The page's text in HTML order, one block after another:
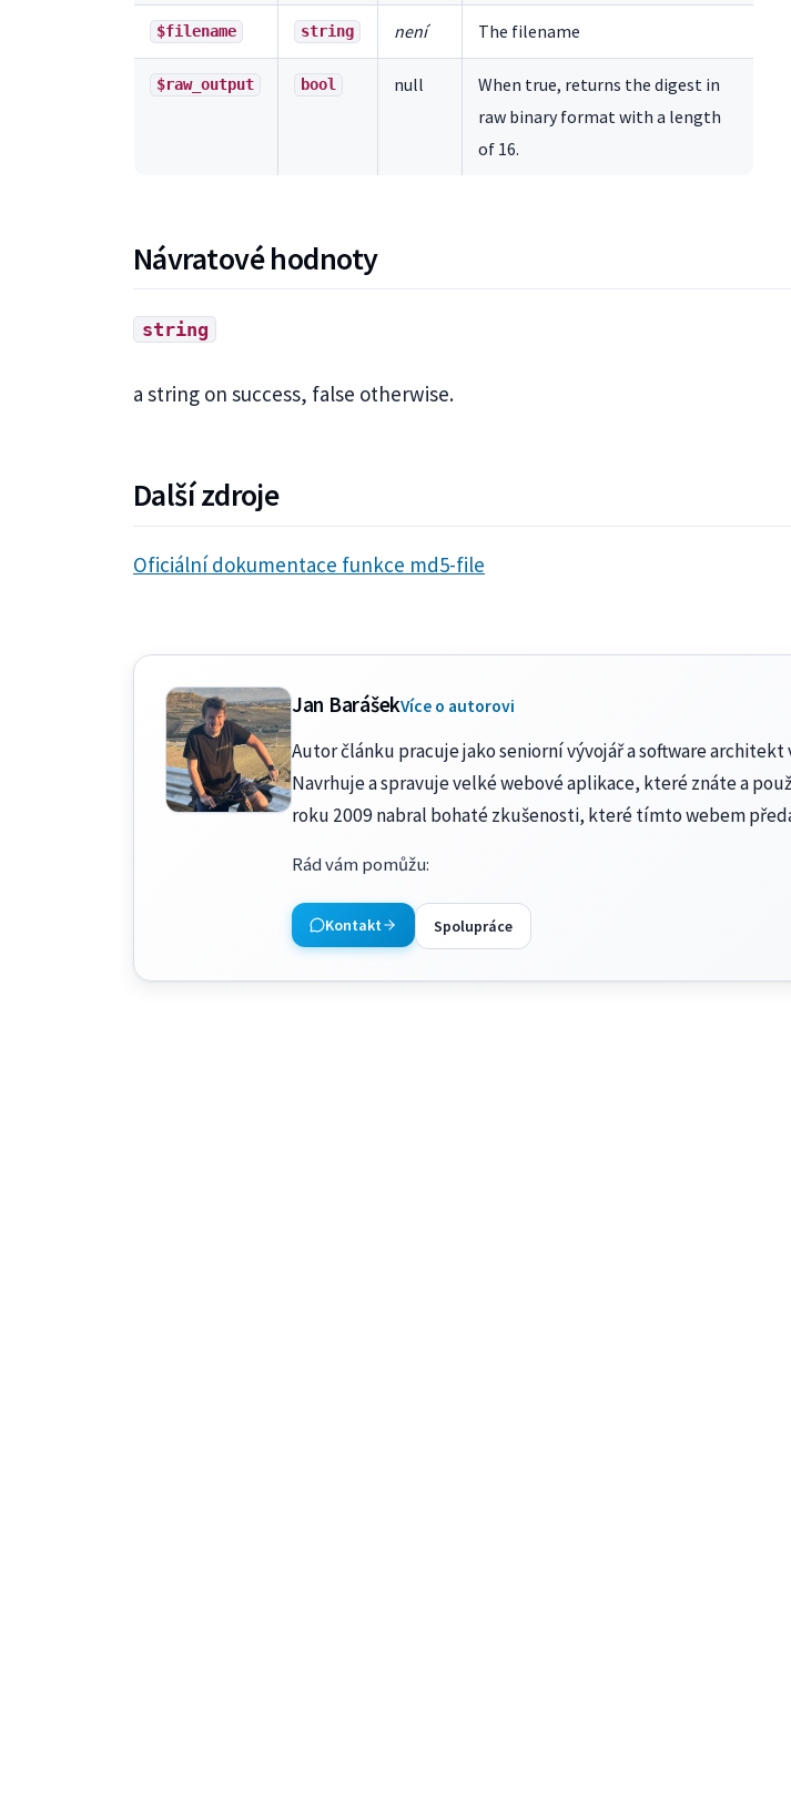
$filename string není The filename
$raw_output bool null
When true, returns the digest in
raw binary format with a length
of 16.
Návratové hodnoty
string
a string on success, false otherwise.
Další zdroje
Oficiální dokumentace funkce md5-file
Jan BarášekVíce o autorovi
Autor článku pracuje jako seniorní vývojář a software architekt
Navrhuje a spravuje velké webové aplikace, které znáte a
roku 2009 nabral bohaté zkušenosti, které tímto webem
Rád vám pomůžu:
Kontakt Spolupráce